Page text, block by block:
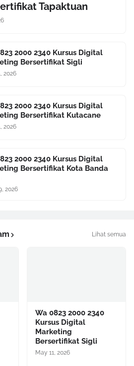
Tapaktuan
2000 2340 Kursus Digital
Bersertifikat Sigli
2026
2000 2340 Kursus Digital
Bersertifikat Kutacane
2026
2000 2340 Kursus Digital
Bersertifikat Kota Banda
2026
Lihat semua
Wa 0823 2000 2340
Kursus Digital
Marketing
Bersertifikat Sigli
May 11, 2026